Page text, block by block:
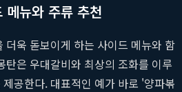
메뉴와 주류 추천
더욱 돋보이게 하는 사이드 메뉴와 함
탄은 우대갈비와 최상의 조화를 이루
공한다. 대표적인 예가 바로 '양파볶